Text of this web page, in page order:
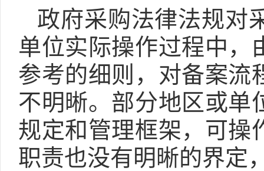
政府采购法律法规对
单位实际操作过程中，
参考的细则，对备案流
不明晰。部分地区或单
规定和管理框架，可操
职责也没有明晰的界定